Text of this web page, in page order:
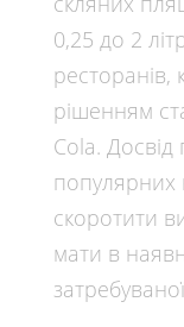
0,25 до 2
ресторанів,
рішенням
Cola. Досвід
популярних
скоротити
мати в